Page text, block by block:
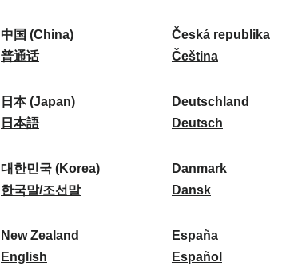
s
t
a
a
:
中国 (China)
中
(
C
i
n
)
:
普通话
日本 (Japan)
日
(
J
p
a
日本語
대한민국 (Korea)
대
민
국
한국말/조선말
New Zealand
N
English
s
t
i
a
Česká republika
Č
s
k
r
e
u
b
Čeština
Deutschland
D
u
t
c
h
Deutsch
Danmark
D
n
m
Dansk
España
E
Español